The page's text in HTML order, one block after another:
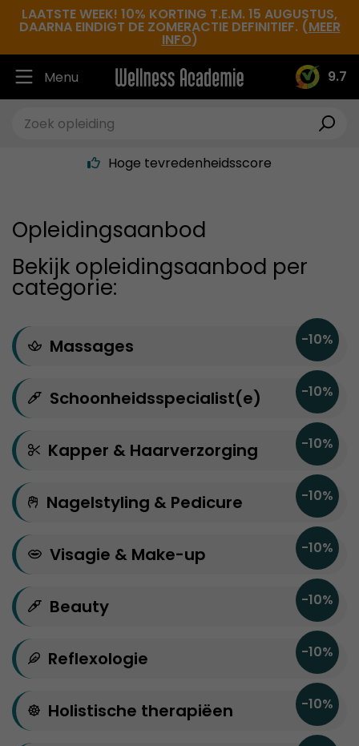
LAATSTE WEEK! 10% KORTING T.E.M. 15 AUGUSTUS,
DAARNA EINDIGT DE ZOMERACTIE DEFINITIEF. (MEER
INFO)
9.7
Menu
Ruim 30.000 tevreden studenten
Hoge tevredenheidsscore
Opleidingsaanbod
Bekijk opleidingsaanbod per
categorie:
-10%
Massages
-10%
Schoonheidsspecialist(e)
-10%
Kapper & Haarverzorging
-10%
Nagelstyling & Pedicure
-10%
Visagie & Make-up
-10%
Beauty
-10%
Reflexologie
-10%
Holistische therapiëen